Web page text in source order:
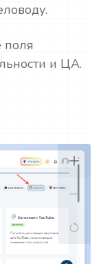
поля
и ЦА.